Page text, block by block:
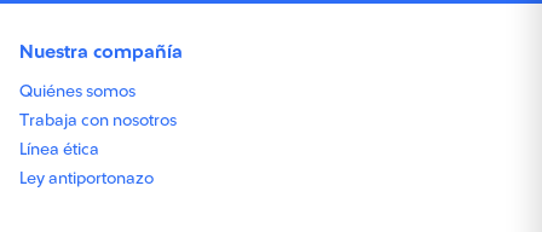
Nuestra compañía
Quiénes somos
Trabaja con nosotros
Línea ética
Ley antiportonazo